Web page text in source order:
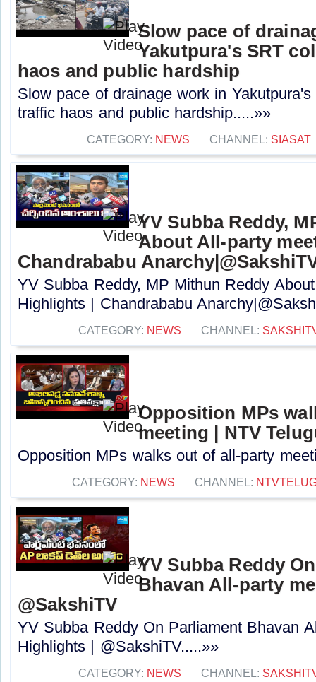
Slow pace of
Yakutpura's SRT
haos and public hardship
Slow pace of drainage work in
traffic haos and public hardship.....»»
CATEGORY: NEWS CHANNEL: SIASAT
YV Subba Reddy,
About All-party
Chandrababu
YV Subba Reddy, MP Mithun Reddy
Highlights | Chandrababu
CATEGORY: NEWS CHANNEL:
Opposition MPs
meeting | NTV
Opposition MPs walks out of all-party
CATEGORY: NEWS CHANNEL:
YV Subba Reddy
Bhavan All-party
@SakshiTV
YV Subba Reddy On Parliament Bhavan
Highlights | @SakshiTV.....»»
CATEGORY: NEWS CHANNEL: